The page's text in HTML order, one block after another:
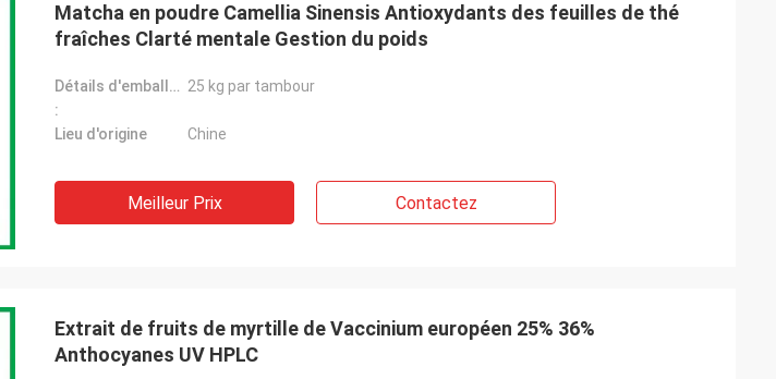
Matcha en poudre Camellia Sinensis Antioxydants des feuilles de thé
fraîches Clarté mentale Gestion du poids
Détails d'emballage: 25 kg par tambour
:
Lieu d'origine
Chine
Meilleur Prix Contactez
Extrait de fruits de myrtille de Vaccinium européen 25% 36%
Anthocyanes UV HPLC